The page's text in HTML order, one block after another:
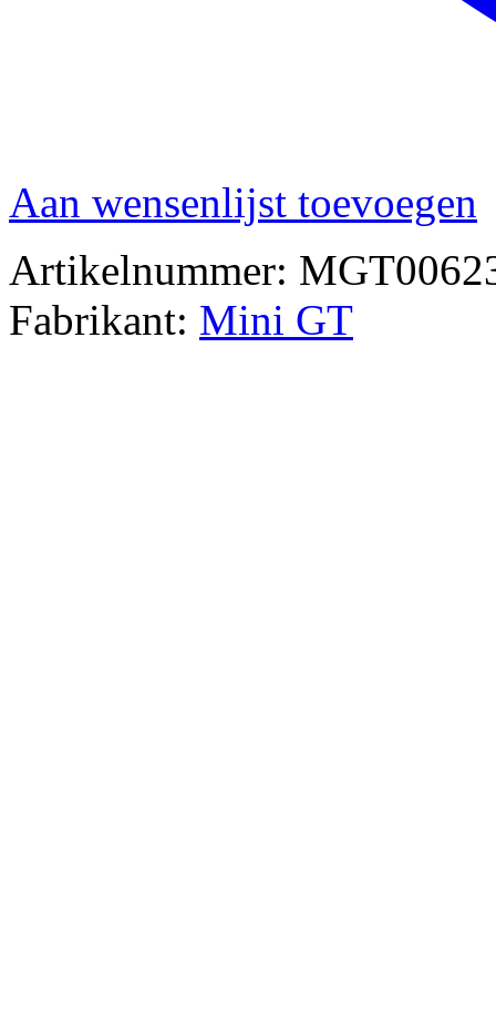
Aan wensenlijst toevoegen
Artikelnummer:
Fabrikant: Mini GT